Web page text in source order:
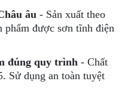
âu- Sản xuất theo
phẩm được sơn tĩnh điện
đúng quy trình - Chất
Sử dụng an toàn tuyệt